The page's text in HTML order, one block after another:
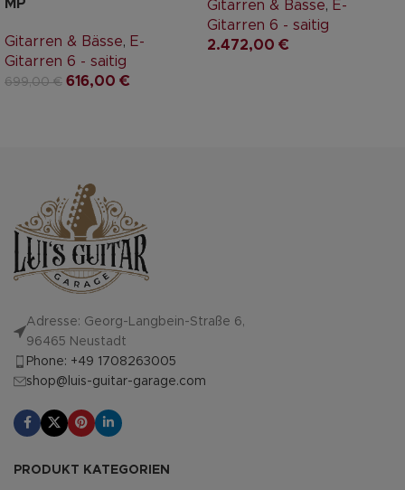
MP
Gitarren & Bässe, E-
Gitarren 6 - saitig
699,00€ 616,00 €
Gitarren & Bässe, E-
Gitarren 6 - saitig
2.472,00 €
Adresse: Georg-Langbein-Straße 6,
96465 Neustadt
Phone: +49 1708263005
shop@luis-guitar-garage.com
PRODUKT KATEGORIEN